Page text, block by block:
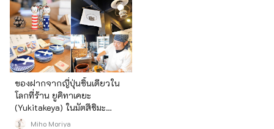
ของฝากจากญี่ปุ่นชิ้นเดียวใน
โลกที่ร้าน ยูคิทาเคยะ
(Yukitakeya) ในมัตสึชิมะ
(Matsushima)
Miho Moriya